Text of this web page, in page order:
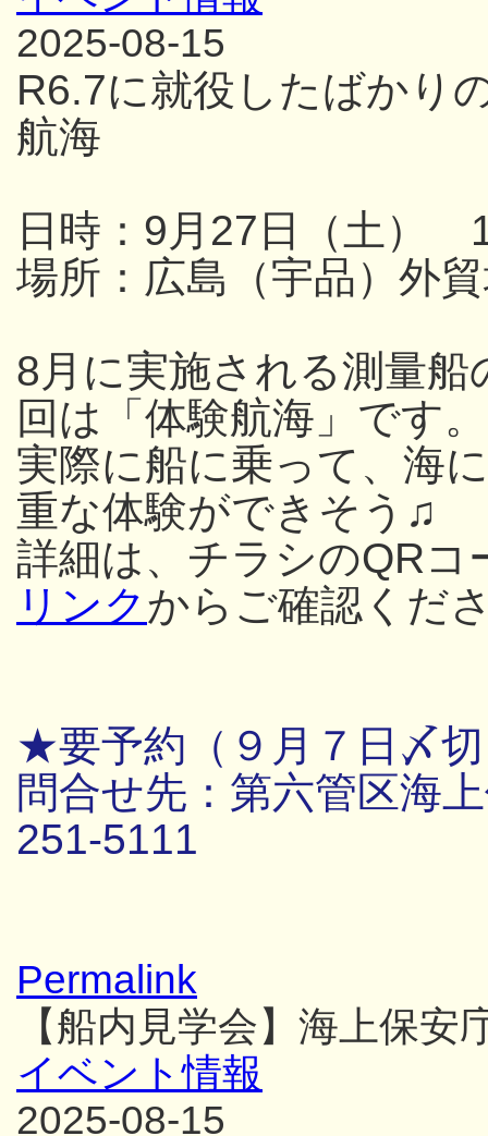
2025-08-15
R6.7に就役したばかり
航海
日時：9月27日（土）
場所：広島（宇品）外
8月に実施される測量
回は「体験航海」です。
実際に船に乗って、海
重な体験ができそう♫
詳細は、チラシのQRコ
リンクからご確認くだ
★要予約（９月７日〆
問合せ先：第六管区海
251-5111
Permalink
【船内見学会】海上保
イベント情報
2025-08-15